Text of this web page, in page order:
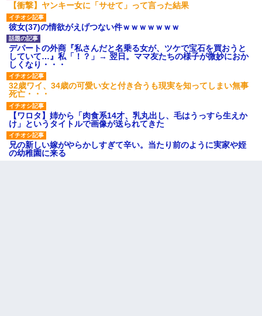
【衝撃】ヤンキー女に「サせて」って言った結果
彼女(37)の情欲がえげつない件ｗｗｗｗｗｗｗ
デパートの外商『私さんだと名乗る女が、ツケで宝石を買おうと
していて…』私「！？」→ 翌日。ママ友たちの様子が微妙におか
しくなり・・・
32歳ワイ、34歳の可愛い女と付き合うも現実を知ってしまい無事
死亡・・・
【ワロタ】姉から「肉食系14才、乳丸出し、毛はうっすら生えか
け」というタイトルで画像が送られてきた
兄の新しい嫁がやらかしすぎて辛い。当たり前のように実家や姪
の幼稚園に来る